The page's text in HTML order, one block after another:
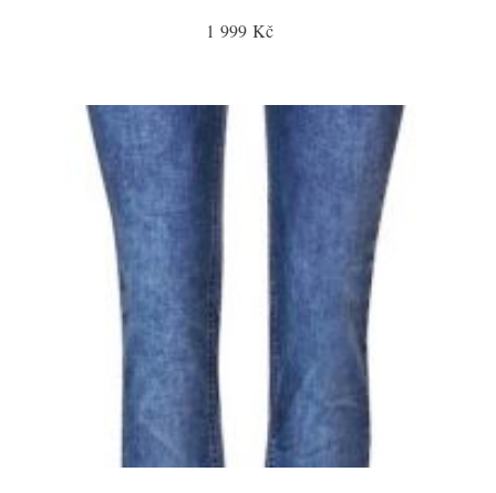
1 999 Kč